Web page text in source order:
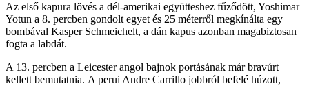
Az első kapura lövés a dél-amerikai együtteshez fűződött, Yoshimar
Yotun a 8. percben gondolt egyet és 25 méterről megkínálta egy
bombával Kasper Schmeichelt, a dán kapus azonban magabiztosan
fogta a labdát.
A 13. percben a Leicester angol bajnok portásának már bravúrt
kellett bemutatnia. A perui Andre Carrillo jobbról befelé húzott,